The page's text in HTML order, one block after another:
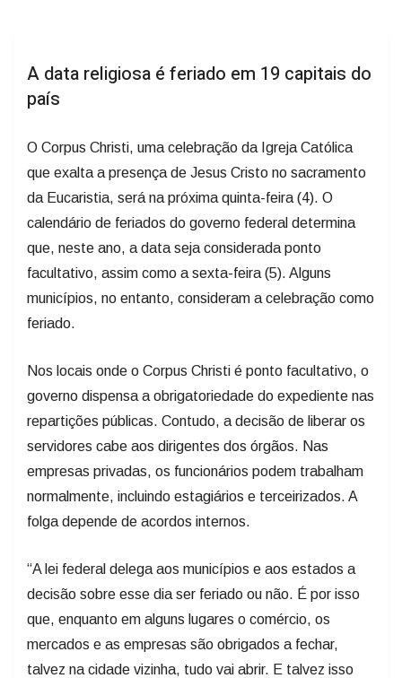
A data religiosa é feriado em 19 capitais do
país
O Corpus Christi, uma celebração da Igreja Católica
que exalta a presença de Jesus Cristo no sacramento
da Eucaristia, será na próxima quinta-feira (4). O
calendário de feriados do governo federal determina
que, neste ano, a data seja considerada ponto
facultativo, assim como a sexta-feira (5). Alguns
municípios, no entanto, consideram a celebração como
feriado.
Nos locais onde o Corpus Christi é ponto facultativo, o
governo dispensa a obrigatoriedade do expediente nas
repartições públicas. Contudo, a decisão de liberar os
servidores cabe aos dirigentes dos órgãos. Nas
empresas privadas, os funcionários podem trabalham
normalmente, incluindo estagiários e terceirizados. A
folga depende de acordos internos.
“A lei federal delega aos municípios e aos estados a
decisão sobre esse dia ser feriado ou não. É por isso
que, enquanto em alguns lugares o comércio, os
mercados e as empresas são obrigados a fechar,
talvez na cidade vizinha, tudo vai abrir. E talvez isso